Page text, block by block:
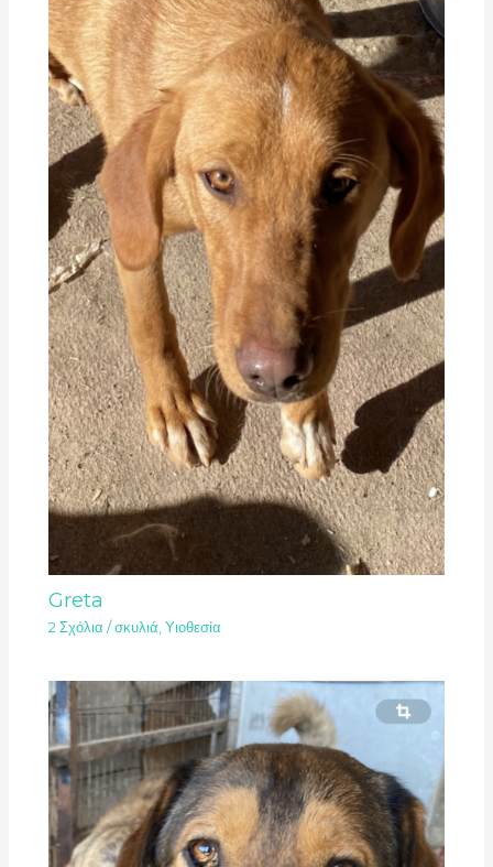
Greta
2 Σχόλια /σκυλιά ,Υιοθεσία